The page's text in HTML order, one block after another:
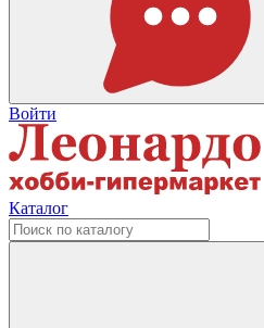
Войти
Каталог